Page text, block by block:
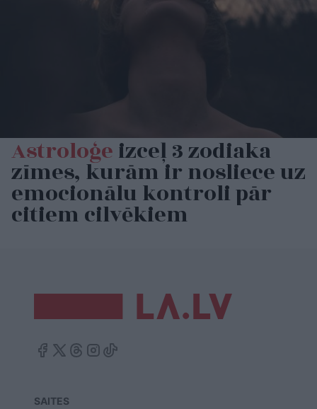
Astroloģeizceļ 3 zodiaka
zīmes, kurām ir nosliece uz
emocionālu kontroli pār
citiem cilvēkiem
SAITES